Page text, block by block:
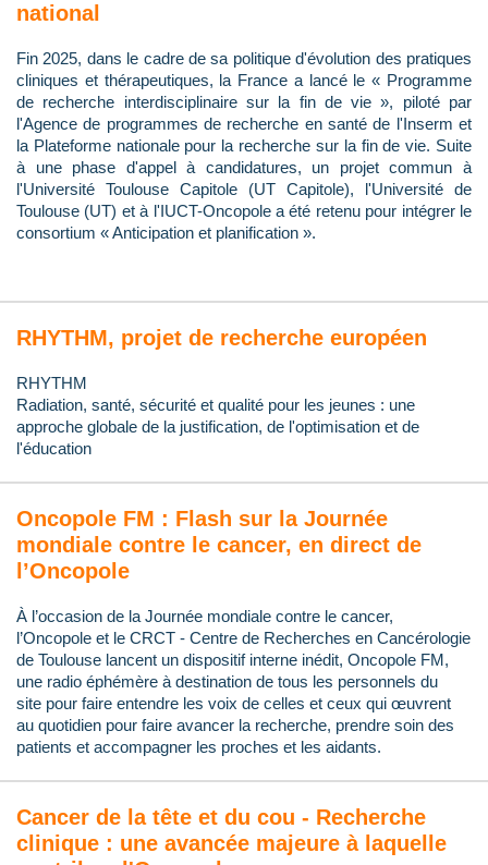
national
Fin 2025, dans le cadre de sa politique d'évolution des pratiques
cliniques et thérapeutiques, la France a lancé le « Programme
de recherche interdisciplinaire sur la fin de vie », piloté par
l'Agence de programmes de recherche en santé de l'Inserm et
la Plateforme nationale pour la recherche sur la fin de vie. Suite
à une phase d'appel à candidatures, un projet commun à
l'Université Toulouse Capitole (UT Capitole), l'Université de
Toulouse (UT) et à l'IUCT-Oncopole a été retenu pour intégrer le
consortium « Anticipation et planification ».
RHYTHM, projet de recherche européen
RHYTHM
Radiation, santé, sécurité et qualité pour les jeunes : une
approche globale de la justification, de l'optimisation et de
l'éducation
Oncopole FM : Flash sur la Journée
mondiale contre le cancer, en direct de
l’Oncopole
À l’occasion de la Journée mondiale contre le cancer,
l’Oncopole et le CRCT - Centre de Recherches en Cancérologie
de Toulouse lancent un dispositif interne inédit, Oncopole FM,
une radio éphémère à destination de tous les personnels du
site pour faire entendre les voix de celles et ceux qui œuvrent
au quotidien pour faire avancer la recherche, prendre soin des
patients et accompagner les proches et les aidants.
Cancer de la tête et du cou - Recherche
clinique : une avancée majeure à laquelle